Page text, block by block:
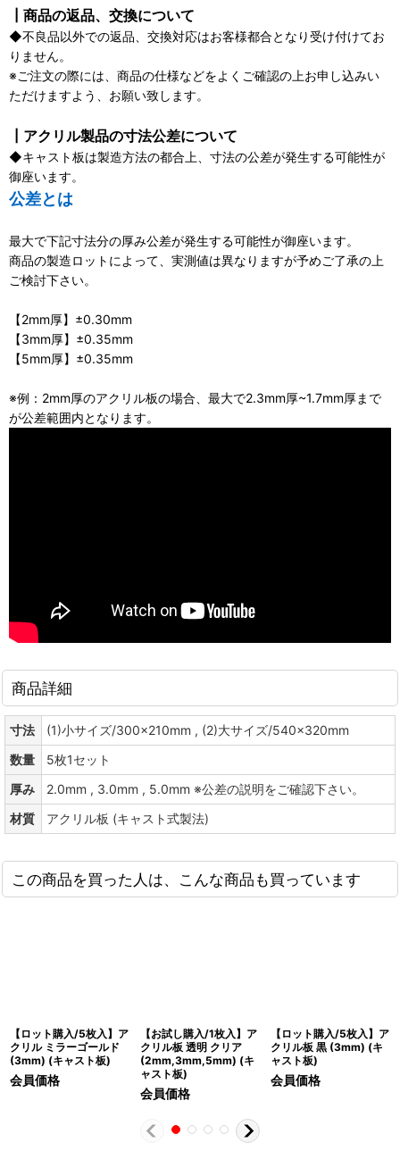
┃商品の返品、交換について
◆不良品以外での返品、交換対応はお客様都合となり受け付けてお
りません。
※ご注文の際には、商品の仕様などをよくご確認の上お申し込みい
ただけますよう、お願い致します。
┃アクリル製品の寸法公差について
◆キャスト板は製造方法の都合上、寸法の公差が発生する可能性が
御座います。
公差とは
最大で下記寸法分の厚み公差が発生する可能性が御座います。
商品の製造ロットによって、実測値は異なりますが予めご了承の上
ご検討下さい。
【2mm厚】±0.30mm
【3mm厚】±0.35mm
【5mm厚】±0.35mm
※例：2mm厚のアクリル板の場合、最大で2.3mm厚~1.7mm厚まで
が公差範囲内となります。
商品詳細
寸法
(1)小サイズ/300×210mm , (2)大サイズ/540×320mm
数量
5枚1セット
厚み
2.0mm , 3.0mm , 5.0mm ※公差の説明をご確認下さい。
材質
アクリル板 (キャスト式製法)
この商品を買った人は、こんな商品も買っています
【ロット購入/5枚入】ア
クリル ミラーゴールド
(3mm) (キャスト板)
会員価格
【お試し購入/1枚入】ア
クリル板 透明 クリア
(2mm,3mm,5mm) (キ
ャスト板)
会員価格
【ロット購入/5枚入】ア
クリル板 黒 (3mm) (キ
ャスト板)
会員価格